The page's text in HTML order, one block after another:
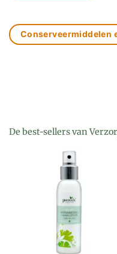
Conserveermiddelen
De best-sellers van